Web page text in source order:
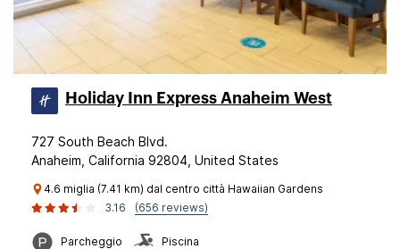
Holiday Inn Express Anaheim West
727 South Beach Blvd.
Anaheim, California 92804, United States
4.6 miglia (7.41 km) dal centro città Hawaiian Gardens
3.16
(656 reviews)
Parcheggio Piscina